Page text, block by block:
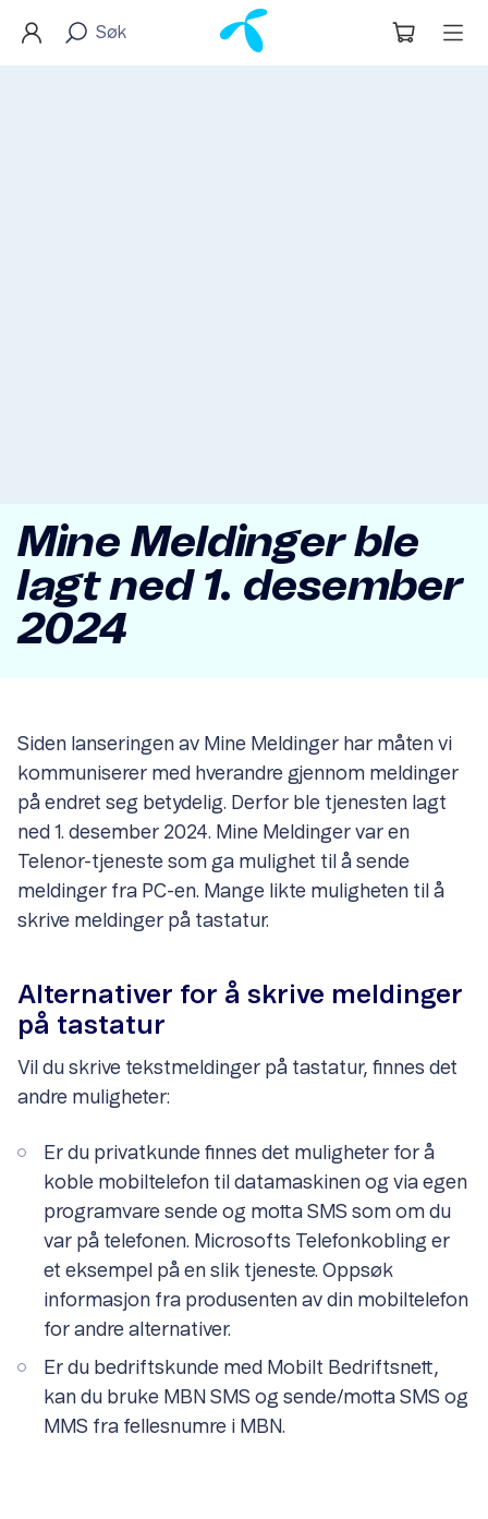
Mine Meldinger ble
lagt ned 1. desember
2024
Siden lanseringen av Mine Meldinger har måten vi
kommuniserer med hverandre gjennom meldinger
på endret seg betydelig. Derfor ble tjenesten lagt
ned 1. desember 2024. Mine Meldinger var en
Telenor-tjeneste som ga mulighet til å sende
meldinger fra PC-en. Mange likte muligheten til å
skrive meldinger på tastatur.
Alternativer for å skrive meldinger
på tastatur
Vil du skrive tekstmeldinger på tastatur, finnes det
andre muligheter:
Er du privatkunde finnes det muligheter for å
koble mobiltelefon til datamaskinen og via egen
programvare sende og motta SMS som om du
var på telefonen. Microsofts Telefonkobling er
et eksempel på en slik tjeneste. Oppsøk
informasjon fra produsenten av din mobiltelefon
for andre alternativer.
Er du bedriftskunde med Mobilt Bedriftsnett,
kan du bruke MBN SMS og sende/motta SMS og
MMS fra fellesnumre i MBN.